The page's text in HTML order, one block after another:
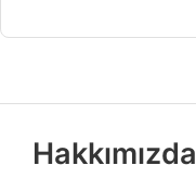
Hakkımızda